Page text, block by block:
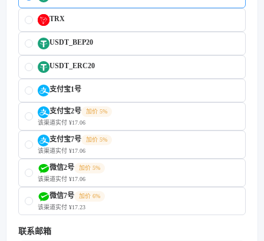
TRX
USDT_BEP20
USDT_ERC20
支付宝1号
支付宝2号
加价 5%
该渠道实付 ¥17.06
支付宝7号
加价 5%
该渠道实付 ¥17.06
微信2号
加价 5%
该渠道实付 ¥17.06
微信7号
加价 6%
该渠道实付 ¥17.23
联系邮箱